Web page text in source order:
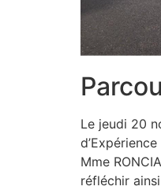
Le jeudi 20
Mme
réfléchir